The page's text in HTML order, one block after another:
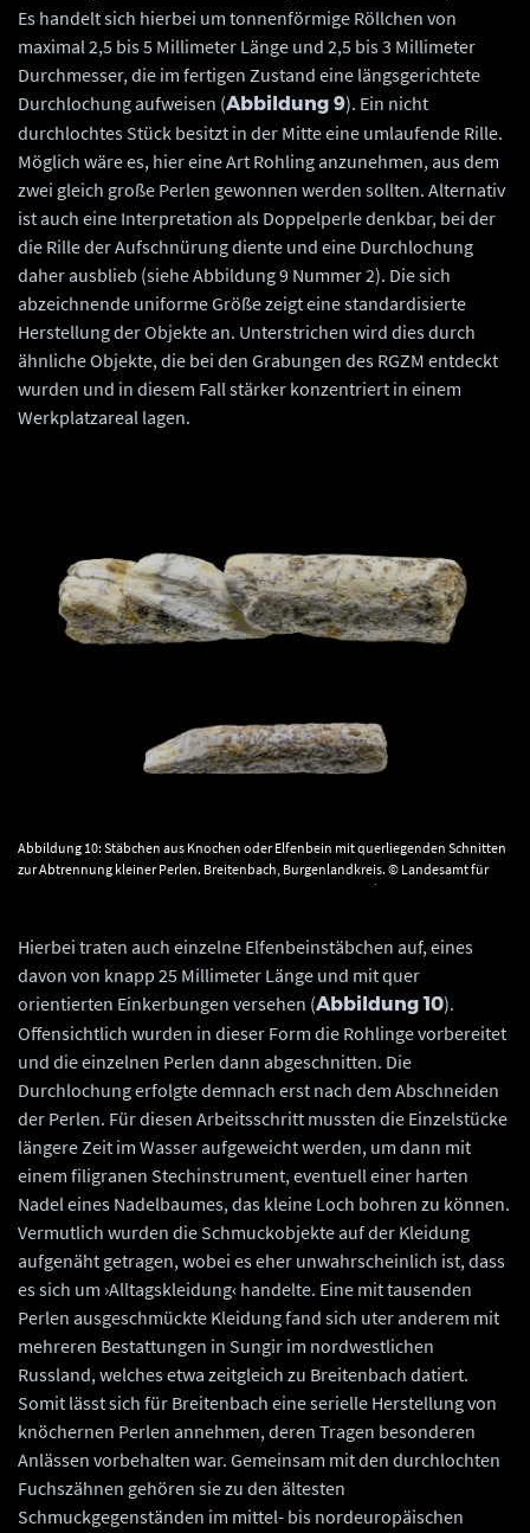
Es handelt sich hierbei um tonnenförmige Röllchen von
maximal 2,5 bis 5 Millimeter Länge und 2,5 bis 3 Millimeter
Durchmesser, die im fertigen Zustand eine längsgerichtete
Durchlochung aufweisen (Abbildung 9). Ein nicht
durchlochtes Stück besitzt in der Mitte eine umlaufende Rille.
Möglich wäre es, hier eine Art Rohling anzunehmen, aus dem
zwei gleich große Perlen gewonnen werden sollten. Alternativ
ist auch eine Interpretation als Doppelperle denkbar, bei der
die Rille der Aufschnürung diente und eine Durchlochung
daher ausblieb (siehe Abbildung 9 Nummer 2). Die sich
abzeichnende uniforme Größe zeigt eine standardisierte
Herstellung der Objekte an. Unterstrichen wird dies durch
ähnliche Objekte, die bei den Grabungen des RGZM entdeckt
wurden und in diesem Fall stärker konzentriert in einem
Werkplatzareal lagen.
Abbildung 10: Stäbchen aus Knochen oder Elfenbein mit querliegenden Schnitten
zur Abtrennung kleiner Perlen. Breitenbach, Burgenlandkreis. © Landesamt für
Denkmalpflege und Archäologie Sachsen-Anhalt, Juraj Lipták.
Hierbei traten auch einzelne Elfenbeinstäbchen auf, eines
davon von knapp 25 Millimeter Länge und mit quer
orientierten Einkerbungen versehen (Abbildung 10).
Offensichtlich wurden in dieser Form die Rohlinge vorbereitet
und die einzelnen Perlen dann abgeschnitten. Die
Durchlochung erfolgte demnach erst nach dem Abschneiden
der Perlen. Für diesen Arbeitsschritt mussten die Einzelstücke
längere Zeit im Wasser aufgeweicht werden, um dann mit
einem filigranen Stechinstrument, eventuell einer harten
Nadel eines Nadelbaumes, das kleine Loch bohren zu können.
Vermutlich wurden die Schmuckobjekte auf der Kleidung
aufgenäht getragen, wobei es eher unwahrscheinlich ist, dass
es sich um ›Alltagskleidung‹ handelte. Eine mit tausenden
Perlen ausgeschmückte Kleidung fand sich uter anderem mit
mehreren Bestattungen in Sungir im nordwestlichen
Russland, welches etwa zeitgleich zu Breitenbach datiert.
Somit lässt sich für Breitenbach eine serielle Herstellung von
knöchernen Perlen annehmen, deren Tragen besonderen
Anlässen vorbehalten war. Gemeinsam mit den durchlochten
Fuchszähnen gehören sie zu den ältesten
Schmuckgegenständen im mittel- bis nordeuropäischen